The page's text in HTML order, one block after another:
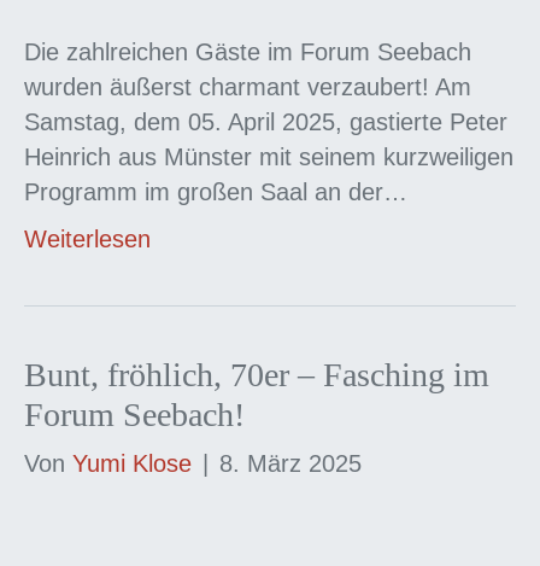
Die zahlreichen Gäste im Forum Seebach
wurden äußerst charmant verzaubert! Am
Samstag, dem 05. April 2025, gastierte Peter
Heinrich aus Münster mit seinem kurzweiligen
Programm im großen Saal an der…
Weiterlesen
Bunt, fröhlich, 70er – Fasching im
Forum Seebach!
Von Yumi Klose 8. März 2025